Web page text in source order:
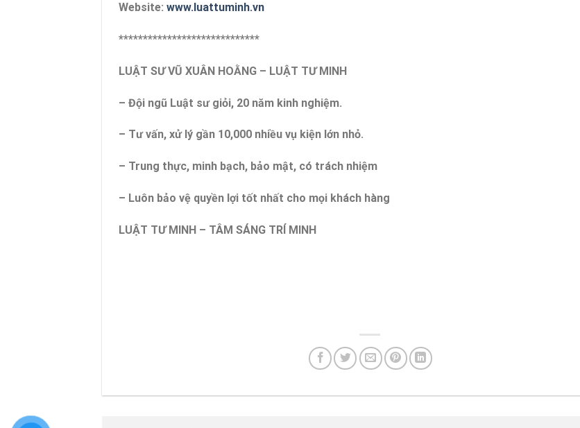
Website: www.luattuminh.vn
*****************************
LUẬT SƯ VŨ XUÂN HOẰNG – LUẬT TƯ MINH
– Đội ngũ Luật sư giỏi, 20 năm kinh nghiệm.
– Tư vấn, xử lý gần 10,000 nhiều vụ kiện lớn nhỏ.
– Trung thực, minh bạch, bảo mật, có trách nhiệm
– Luôn bảo vệ quyền lợi tốt nhất cho mọi khách hàng
LUẬT TƯ MINH – TÂM SÁNG TRÍ MINH